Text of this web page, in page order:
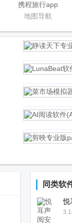
携程旅行app
手机版
地图导航
同类软
悦